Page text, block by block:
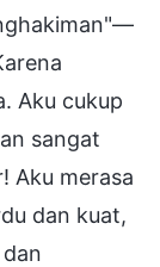
Aku cukup
sangat
Aku merasa
dan kuat,